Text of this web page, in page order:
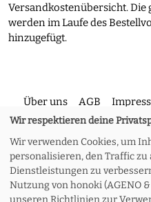
Versandkostenübersicht. Die
werden im Laufe des
hinzugefügt.
Über uns AGB
Kontakt Versand
Wir respektieren deine
Wir verwenden Cookies, um
personalisieren, den Traffic
Dienstleistungen zu
Nutzung von honoki (AGENO
unseren Richtlinien zur